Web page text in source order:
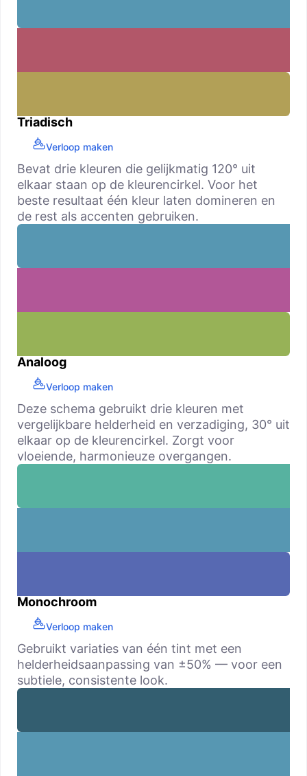
Triadisch
Verloop maken
Bevat drie kleuren die gelijkmatig 120° uit
elkaar staan op de kleurencirkel. Voor het
beste resultaat één kleur laten domineren en
de rest als accenten gebruiken.
Analoog
Verloop maken
Deze schema gebruikt drie kleuren met
vergelijkbare helderheid en verzadiging, 30° uit
elkaar op de kleurencirkel. Zorgt voor
vloeiende, harmonieuze overgangen.
Monochroom
Verloop maken
Gebruikt variaties van één tint met een
helderheidsaanpassing van ±50% — voor een
subtiele, consistente look.